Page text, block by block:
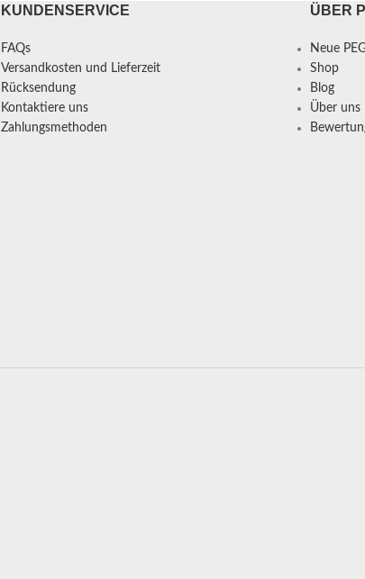
KUNDENSERVICE
FAQs
Versandkosten und Lieferzeit
Rücksendung
Kontaktiere uns
Zahlungsmethoden
ÜBER
Neue
Shop
Blog
Über uns